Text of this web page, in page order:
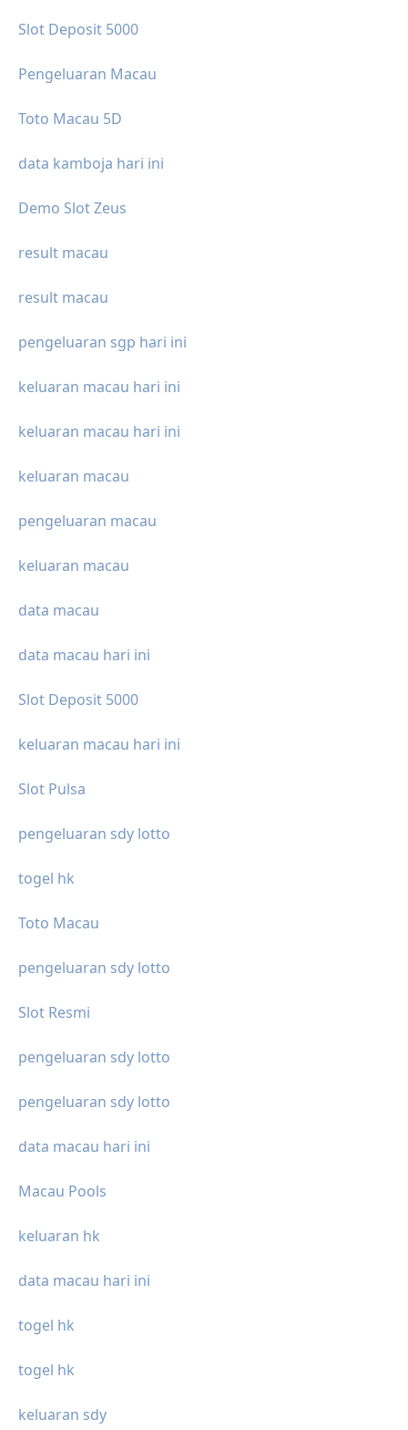
Slot Deposit 5000
Pengeluaran Macau
Toto Macau 5D
data kamboja hari ini
Demo Slot Zeus
result macau
result macau
pengeluaran sgp hari ini
keluaran macau hari ini
keluaran macau hari ini
keluaran macau
pengeluaran macau
keluaran macau
data macau
data macau hari ini
Slot Deposit 5000
keluaran macau hari ini
Slot Pulsa
pengeluaran sdy lotto
togel hk
Toto Macau
pengeluaran sdy lotto
Slot Resmi
pengeluaran sdy lotto
pengeluaran sdy lotto
data macau hari ini
Macau Pools
keluaran hk
data macau hari ini
togel hk
togel hk
keluaran sdy